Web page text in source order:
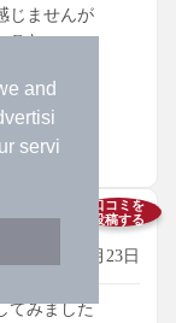
and
servi
口コミを
投稿する
じませんが
こと
2006年06月23日
てみました